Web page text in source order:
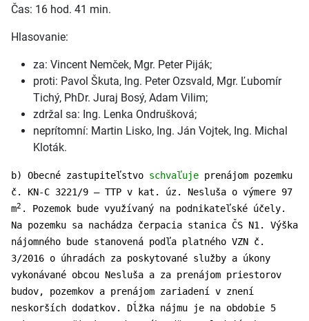
Čas: 16 hod. 41 min.
Hlasovanie:
za: Vincent Nemček, Mgr. Peter Piják;
proti: Pavol Škuta, Ing. Peter Ozsvald, Mgr. Ľubomír
Tichý, PhDr. Juraj Bosý, Adam Vilim;
zdržal sa: Ing. Lenka Ondrušková;
neprítomní: Martin Lisko, Ing. Ján Vojtek, Ing. Michal
Kloták.
b) Obecné zastupiteľstvo schvaľuje prenájom pozemku
č. KN-C 3221/9 – TTP v kat. úz. Nesluša o výmere 97
m2 . Pozemok bude využívaný na podnikateľské účely.
Na pozemku sa nachádza čerpacia stanica ČS N1. Výška
nájomného bude stanovená podľa platného VZN č.
3/2016 o úhradách za poskytované služby a úkony
vykonávané obcou Nesluša a za prenájom priestorov
budov, pozemkov a prenájom zariadení v znení
neskorších dodatkov. Dĺžka nájmu je na obdobie 5